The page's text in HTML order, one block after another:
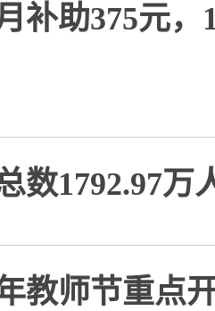
补助375元，
数1792.97万
教师节重点